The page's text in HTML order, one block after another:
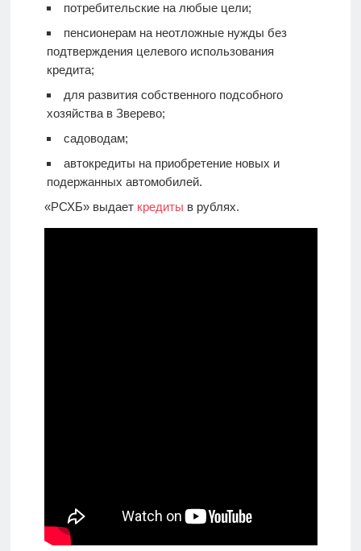
потребительские на любые цели;
пенсионерам на неотложные нужды без
подтверждения целевого использования
кредита;
для развития собственного подсобного
хозяйства в Зверево;
садоводам;
автокредиты на приобретение новых и
подержанных автомобилей.
«РСХБ» выдает кредиты в рублях.